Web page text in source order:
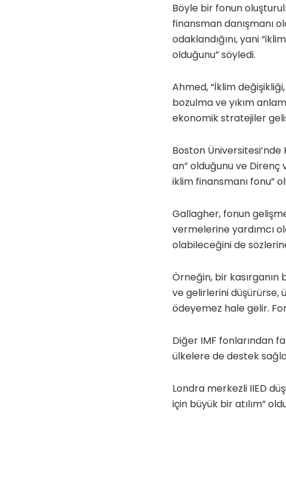
Böyle bir fonun
finansman danışmanı
odaklandığını, yani
olduğunu” söyledi.
Ahmed, “İklim
bozulma ve yıkım
ekonomik stratejiler
Boston
an” olduğunu ve Direnç
iklim finansmanı fonu”
Gallagher, fonun
vermelerine yardımcı
olabileceğini de
Örneğin, bir
ve gelirlerini düşürürse,
ödeyemez hale gelir.
Diğer IMF fonlarından
ülkelere de destek
Londra merkezli IIED
için büyük bir atılım”